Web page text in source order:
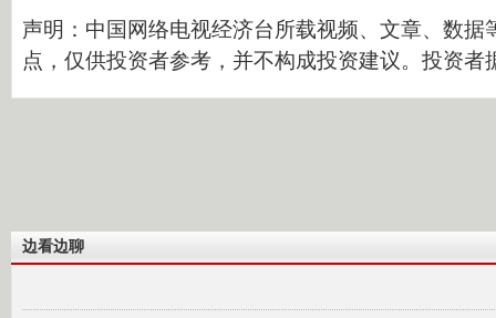
声明：中国网络电视经济台所载视频、文章、数据
点，仅供投资者参考，并不构成投资建议。投资者
边看边聊